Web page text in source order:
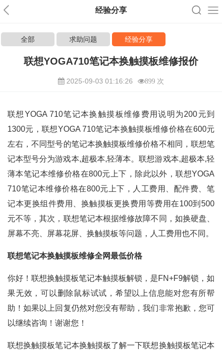
经验分享
全部 求助问题 经验分享
联想YOGA710笔记本换触摸板维修报价
2025-09-03 01:16:26 899 次
联想YOGA 710笔记本换触摸板维修费用说明为200元到
1300元，联想YOGA 710笔记本换触摸板维修价格在600元
左右，不同型号的笔记本换触摸板维修价格不相同，联想笔
记本型号分为游戏本,超极本,轻薄本。联想游戏本,超极本,轻
薄本笔记本维修价格在800元上下，除此以外，联想YOGA
710笔记本维修价格在800元上下，人工费用、配件费、笔
记本更换组件费用、换触摸板更换费用等费用在100到500
元不等，其次，联想笔记本根据维修故障不同，如换硬盘、
屏幕不亮、屏幕花屏、换触摸板等问题，人工费用也不同。
联想笔记本换触摸板维修全网最低价格
你好！联想换触摸板笔记本触摸板解锁，是FN+F9解锁，如
果无效，可以删除鼠标试试，希望以上信息能对您有所帮
助！如果以上回复仍然对您没有帮助，我们非常抱歉，您可
以继续咨询！谢谢您！
联想换触摸板笔记本换触摸板了解一下联想换触摸板笔记本